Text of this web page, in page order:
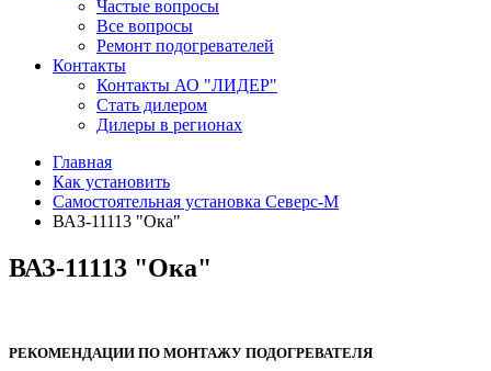
Частые вопросы
Все вопросы
Ремонт подогревателей
Контакты
Контакты АО "ЛИДЕР"
Стать дилером
Дилеры в регионах
Главная
Как установить
Самостоятельная установка Северс-М
ВАЗ-11113 "Ока"
ВАЗ-11113 "Ока"
РЕКОМЕНДАЦИИ ПО МОНТАЖУ ПОДОГРЕВАТЕЛЯ